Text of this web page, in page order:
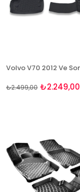
₺2.249,00
₺2.499,00